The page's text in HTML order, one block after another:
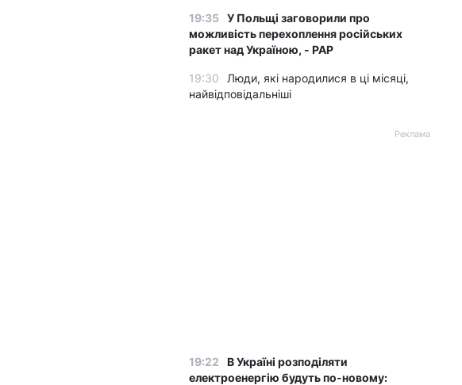
19:35 У Польщі заговорили про
можливість перехоплення російських
ракет над Україною, - PAP
19:30
Люди, які народилися в ці місяці,
найвідповідальніші
Реклама
19:22
В Україні розподіляти
електроенергію будуть по-новому: